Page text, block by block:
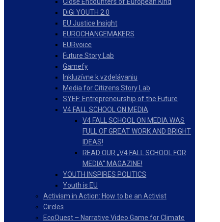
DiGi YOUTH 2.0
EU Justice Insight
EUROCHANGEMAKERS
EURvoice
Future Story Lab
Gamefy
Inkluzívne k vzdelávaniu
Media for Citizens Story Lab
SYEF: Entrepreneurship of the Future
V4 FALL SCHOOL ON MEDIA
V4 FALL SCHOOL ON MEDIA WAS
FULL OF GREAT WORK AND BRIGHT
IDEAS!
READ OUR „V4 FALL SCHOOL FOR
MEDIA“ MAGAZINE!
YOUTH INSPIRES POLITICS
Youth is EU
Activism in Action: How to be an Activist
Circles
EcoQuest – Narrative Video Game for Climate